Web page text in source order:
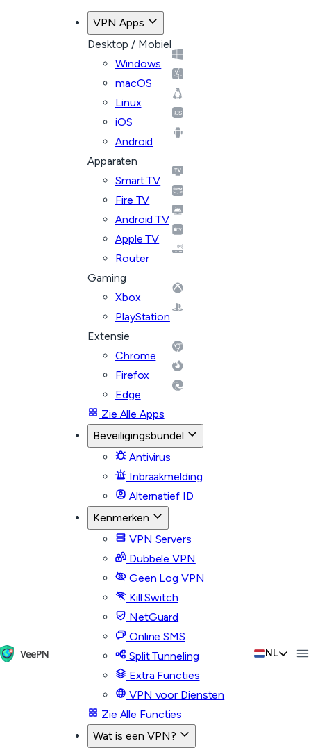
VPN Apps
Desktop / Mobiel
Windows
macOS
Linux
iOS
Android
Apparaten
Smart TV
Fire TV
Android TV
Apple TV
Router
Gaming
Xbox
PlayStation
Extensie
Chrome
Firefox
Edge
Zie Alle Apps
Beveiligingsbundel
Antivirus
Inbraakmelding
Alternatief ID
Kenmerken
VPN Servers
Dubbele VPN
Geen Log VPN
Kill Switch
NetGuard
Online SMS
Split Tunneling
Extra Functies
VPN voor Diensten
Zie Alle Functies
Wat is een VPN?
NL